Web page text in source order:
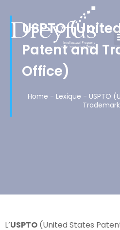
USPTO
Patent and
Office)
Home - Lexique - USPTO
L’USPTO (United States